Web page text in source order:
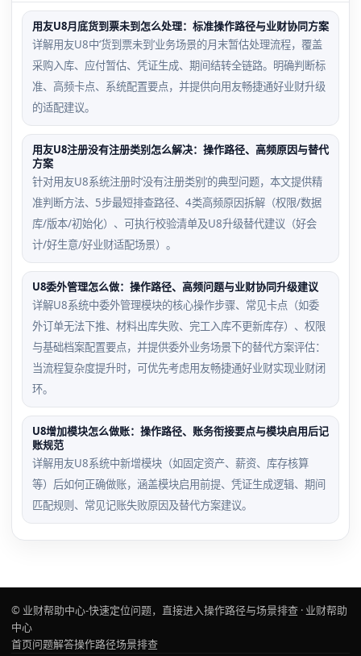
用友U8月底货到票未到怎么处理：标准操作路径与业财协同方案
详解用友U8中‘货到票未到’业务场景的月末暂估处理流程，覆盖
采购入库、应付暂估、凭证生成、期间结转全链路。明确判断标
准、高频卡点、系统配置要点，并提供向用友畅捷通好业财升级
的适配建议。
用友U8注册没有注册类别怎么解决：操作路径、高频原因与替代
方案
针对用友U8系统注册时‘没有注册类别’的典型问题，本文提供精
准判断方法、5步最短排查路径、4类高频原因拆解（权限/数据
库/版本/初始化）、可执行校验清单及U8升级替代建议（好会
计/好生意/好业财适配场景）。
U8委外管理怎么做：操作路径、高频问题与业财协同升级建议
详解U8系统中委外管理模块的核心操作步骤、常见卡点（如委
外订单无法下推、材料出库失败、完工入库不更新库存）、权限
与基础档案配置要点，并提供委外业务场景下的替代方案评估：
当流程复杂度提升时，可优先考虑用友畅捷通好业财实现业财闭
环。
U8增加模块怎么做账：操作路径、账务衔接要点与模块启用后记
账规范
详解用友U8系统中新增模块（如固定资产、薪资、库存核算
等）后如何正确做账，涵盖模块启用前提、凭证生成逻辑、期间
匹配规则、常见记账失败原因及替代方案建议。
© 业财帮助中心-快速定位问题，直接进入操作路径与场景排查 · 业财帮助
中心
首页问题解答操作路径场景排查